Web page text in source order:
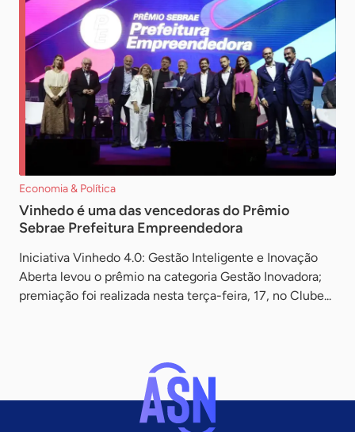
Economia & Política
Vinhedo é uma das vencedoras do Prêmio
Sebrae Prefeitura Empreendedora
Iniciativa Vinhedo 4.0: Gestão Inteligente e Inovação
Aberta levou o prêmio na categoria Gestão Inovadora;
premiação foi realizada nesta terça-feira, 17, no Clube...